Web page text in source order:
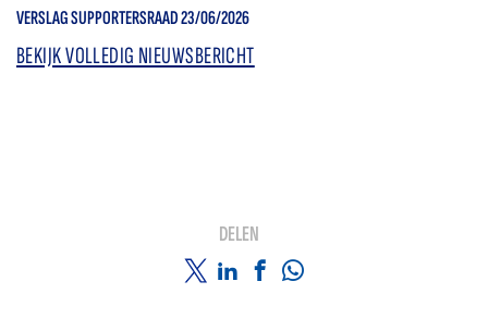
VERSLAG SUPPORTERSRAAD 23/06/2026
BEKIJK VOLLEDIG NIEUWSBERICHT
DELEN